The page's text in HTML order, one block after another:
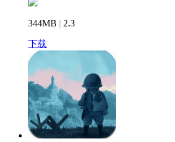
344MB | 2.3
下载